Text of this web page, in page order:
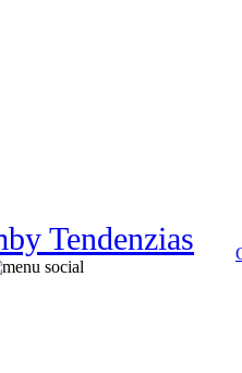
by Tendenzias